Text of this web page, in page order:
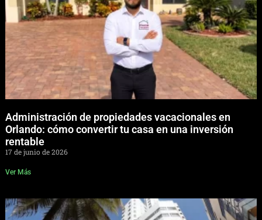
Administración de propiedades vacacionales en
Orlando: cómo convertir tu casa en una inversión
rentable
17 de junio de 2026
Ver Más